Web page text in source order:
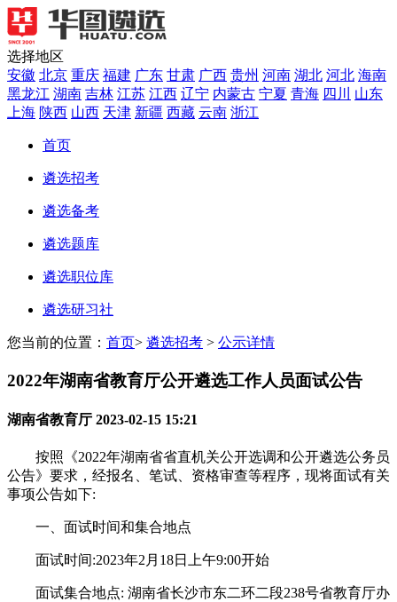
选择地区
安徽 北京 重庆 福建 广东 甘肃 广西 贵州 河南 湖北 河北 海南
黑龙江 湖南 吉林 江苏 江西 辽宁 内蒙古 宁夏 青海 四川
山东
上海 陕西 山西 天津 新疆 西藏 云南 浙江
首页
遴选招考
遴选备考
遴选题库
遴选职位库
遴选研习社
您当前的位置： 首页> 遴选招考 > 公示详情
2022年湖南省教育厅公开遴选工作人员面试公告
湖南省教育厅 2023-02-15 15:21
按照《2022年湖南省省直机关公开选调和公开遴选公务员
公告》要求，经报名、笔试、资格审查等程序，现将面试有关
事项公告如下:
一、面试时间和集合地点
面试时间:2023年2月18日上午9:00开始
面试集合地点: 湖南省长沙市东二环二段238号省教育厅办